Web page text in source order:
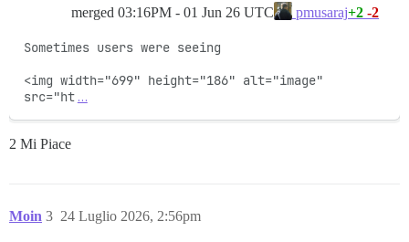
merged 03:16PM - 01 Jun 26 UTC pmusaraj+2 -2
Sometimes users were seeing
<img width="699" height="186" alt="image"
src="ht …
2 Mi Piace
Moin 24 Luglio 2026, 2:56pm
3